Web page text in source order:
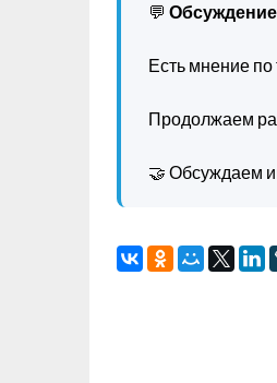
💬
Есть мнение по
Продолжаем
🤝 Обсуждаем